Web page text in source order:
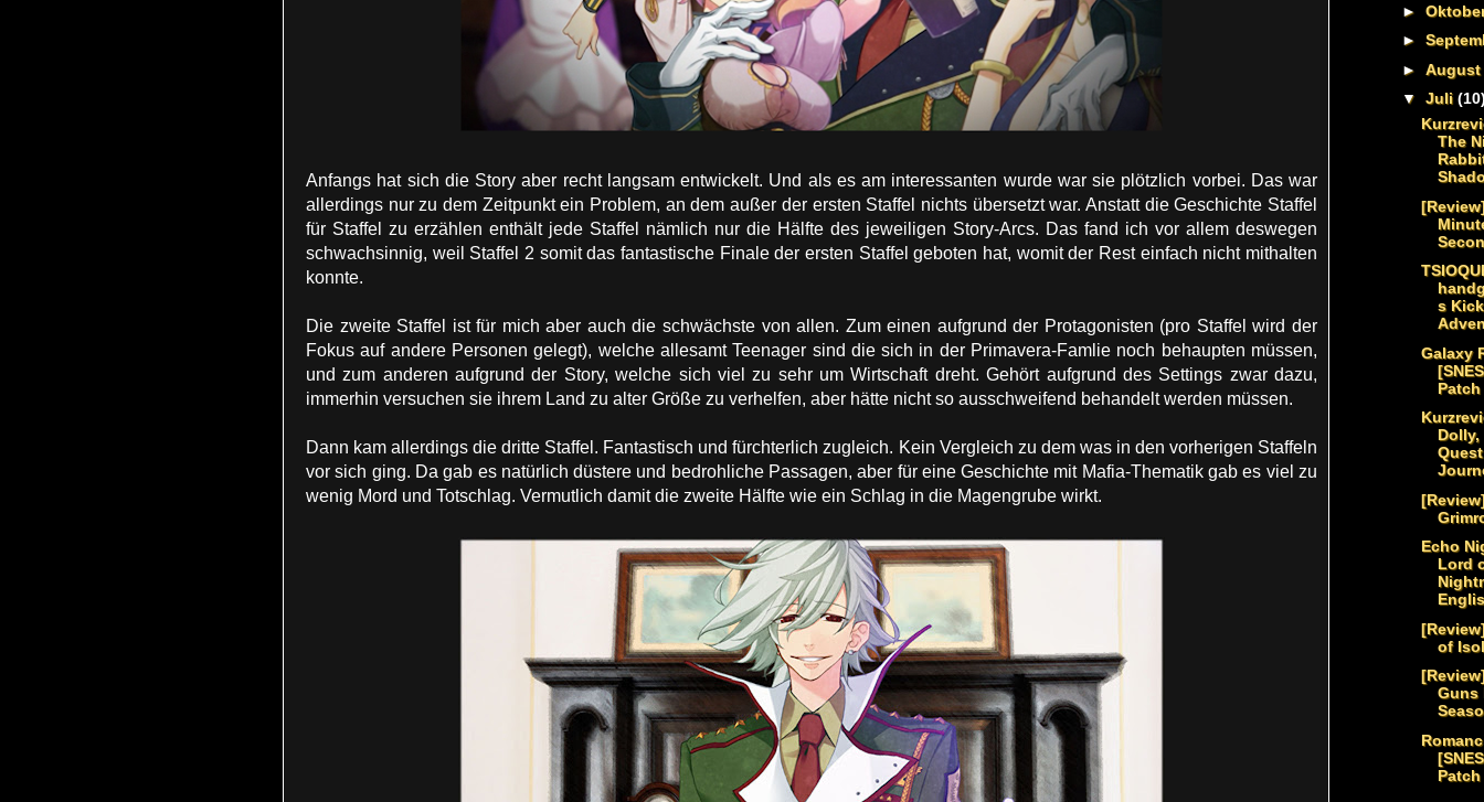
Anfangs hat sich die Story aber recht langsam entwickelt. Und als es am interessanten wurde war sie plötzlich vorbei. Das war
allerdings nur zu dem Zeitpunkt ein Problem, an dem außer der ersten Staffel nichts übersetzt war. Anstatt die Geschichte Staffel
für Staffel zu erzählen enthält jede Staffel nämlich nur die Hälfte des jeweiligen Story-Arcs. Das fand ich vor allem deswegen
schwachsinnig, weil Staffel 2 somit das fantastische Finale der ersten Staffel geboten hat, womit der Rest einfach nicht mithalten
konnte.
Die zweite Staffel ist für mich aber auch die schwächste von allen. Zum einen aufgrund der Protagonisten (pro Staffel wird der
Fokus auf andere Personen gelegt), welche allesamt Teenager sind die sich in der Primavera-Famlie noch behaupten müssen,
und zum anderen aufgrund der Story, welche sich viel zu sehr um Wirtschaft dreht. Gehört aufgrund des Settings zwar dazu,
immerhin versuchen sie ihrem Land zu alter Größe zu verhelfen, aber hätte nicht so ausschweifend behandelt werden müssen.
Dann kam allerdings die dritte Staffel. Fantastisch und fürchterlich zugleich. Kein Vergleich zu dem was in den vorherigen Staffeln
vor sich ging. Da gab es natürlich düstere und bedrohliche Passagen, aber für eine Geschichte mit Mafia-Thematik gab es viel zu
wenig Mord und Totschlag. Vermutlich damit die zweite Hälfte wie ein Schlag in die Magengrube wirkt.
►
►
► August
▼ Juli
The
s
Galaxy
Patch
Dolly,
Echo
Lord
of
Guns
Patch